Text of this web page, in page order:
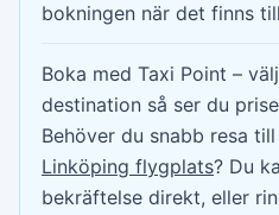
bokningen när det finns
Boka med Taxi Point –
destination så ser du
Behöver du snabb resa till
Linköping flygplats? Du
bekräftelse direkt, eller